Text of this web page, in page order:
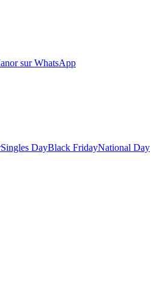
sur WhatsApp
Singles DayBlack FridayNational Day